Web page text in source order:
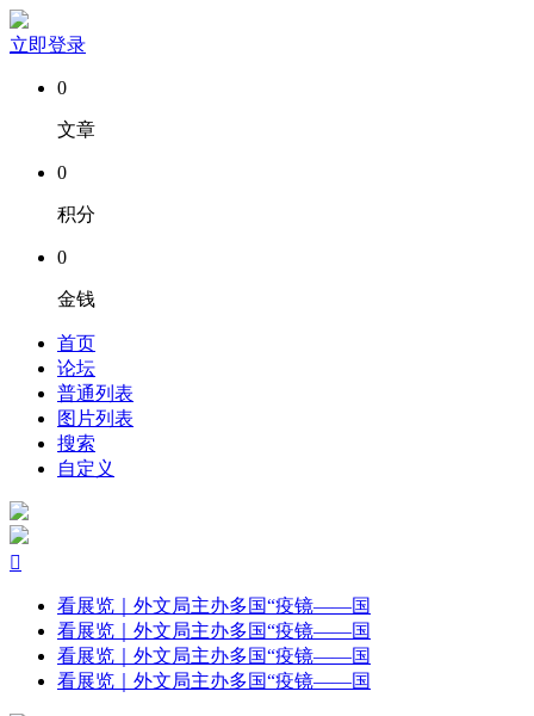
立即登录
0
文章
0
积分
0
金钱
首页
论坛
普通列表
图片列表
搜索
自定义

看展览｜外文局主办多国“疫镜——国
看展览｜外文局主办多国“疫镜——国
看展览｜外文局主办多国“疫镜——国
看展览｜外文局主办多国“疫镜——国